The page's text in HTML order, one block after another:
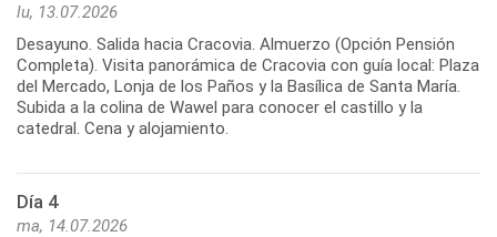
lu, 13.07.2026
Desayuno. Salida hacia Cracovia. Almuerzo (Opción Pensión
Completa). Visita panorámica de Cracovia con guía local: Plaza
del Mercado, Lonja de los Paños y la Basílica de Santa María.
Subida a la colina de Wawel para conocer el castillo y la
catedral. Cena y alojamiento.
Día 4
ma, 14.07.2026